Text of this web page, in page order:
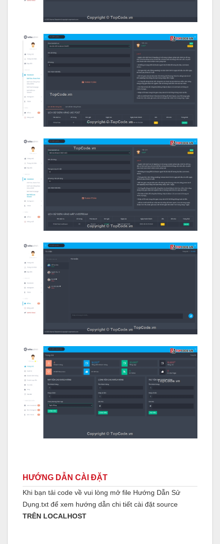
HƯỚNG DẪN CÀI ĐẶT
Khi bạn tải code về vui lòng mở file Hướng Dẫn Sử
Dụng.txt để xem hướng dẫn chi tiết cài đặt source
TRÊN LOCALHOST